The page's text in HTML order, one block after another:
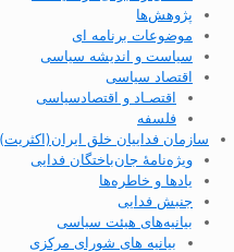
پژوهش‌ها
موضوعات برنامه ای
سیاست و اندیشه سیاسی
اقتصاد سیاسی
اقتصـاد و اقتصاد‌سیاسی
فلسفه
سازمان فداییان خلق ایران(اکثریت)
ویژه‌نامهٔ جان‌باختگان فدایی
یادها و خاطره‌ها
جنبش فدایی
بیانیه‌های هیئت سیاسی
بیانیه های شورای مرکزی